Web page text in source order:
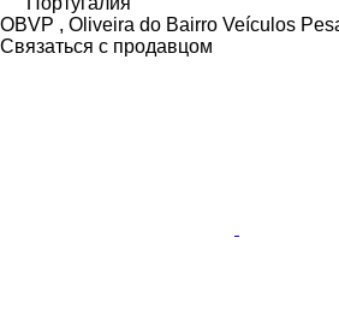
OBVP , Oliveira do Bairro Veículos
Связаться с продавцом